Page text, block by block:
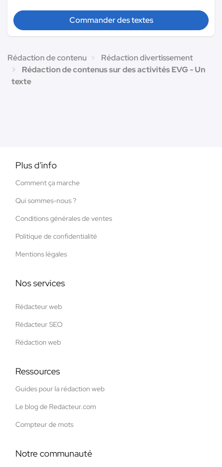
Commander des textes
Rédaction de contenu
Rédaction divertissement
Rédaction de contenus sur des activités EVG - Un
texte
Plus d'info
Comment ça marche
Qui sommes-nous ?
Conditions générales de ventes
Politique de confidentialité
Mentions légales
Nos services
Rédacteur web
Rédacteur SEO
Rédaction web
Ressources
Guides pour la rédaction web
Le blog de Redacteur.com
Compteur de mots
Notre communauté